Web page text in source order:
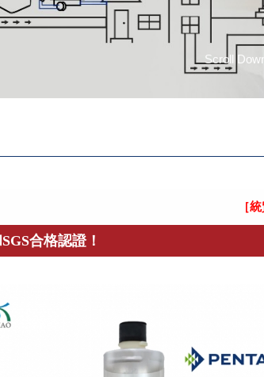
Scroll
［統貿牌］台
司未委託其它廠商協助更換濾芯，小心
水，打造更好的生活日常